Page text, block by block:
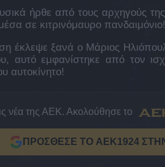
ήρθε από τους αρχηγούς
σε κιτρινόμαυρο πανδαιμόνιο!
έκλεψε ξανά ο Μάριος
αυτό εμφανίστηκε από τον
αυτοκίνητο!
νέα της ΑΕΚ. Ακολούθησε το
ΠΡΟΣΘΕΣΕ ΤΟ AEK1924